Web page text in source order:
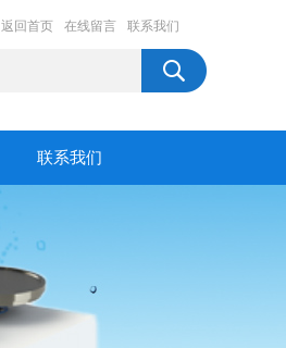
返回首页 在线留言 联系我们
联系我们